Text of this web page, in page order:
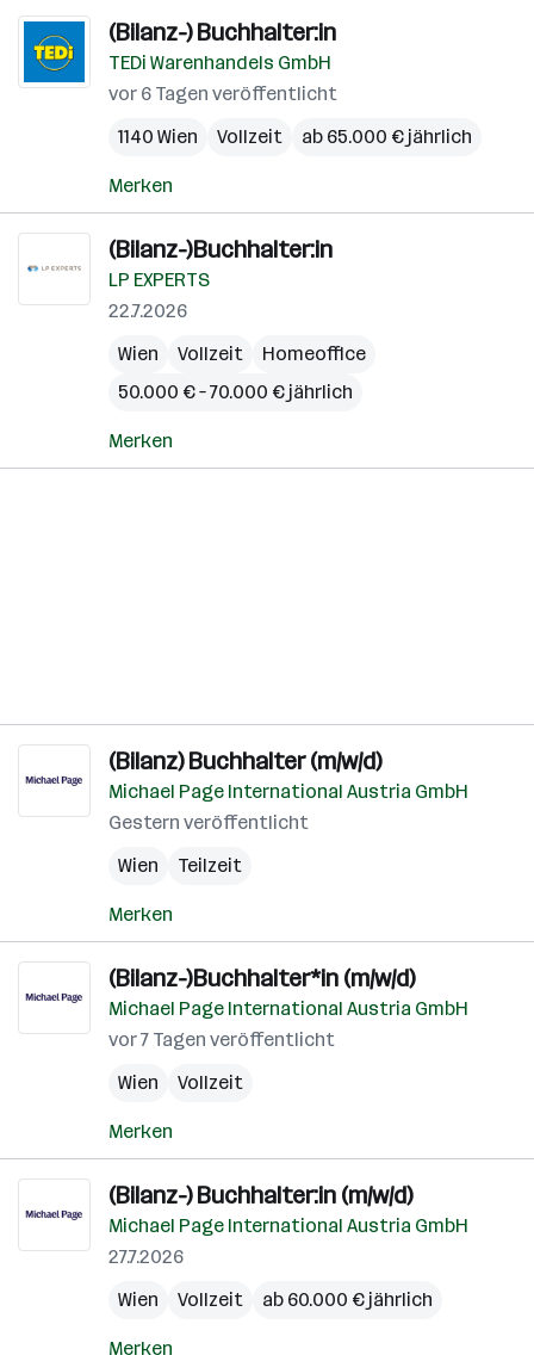
(Bilanz-) Buchhalter:in
TEDi Warenhandels GmbH
vor 6 Tagen veröffentlicht
1140 Wien
Vollzeit ab 65.000 € jährlich
Merken
(Bilanz-)Buchhalter:in
LP EXPERTS
22.7.2026
Wien
Vollzeit
Homeoffice
50.000 € – 70.000 € jährlich
Merken
(Bilanz) Buchhalter (m/w/d)
Michael Page International Austria GmbH
Gestern veröffentlicht
Wien
Teilzeit
Merken
(Bilanz-)Buchhalter*in (m/w/d)
Michael Page International Austria GmbH
vor 7 Tagen veröffentlicht
Wien
Vollzeit
Merken
(Bilanz-) Buchhalter:in (m/w/d)
Michael Page International Austria GmbH
27.7.2026
Wien
Vollzeit ab 60.000 € jährlich
Merken